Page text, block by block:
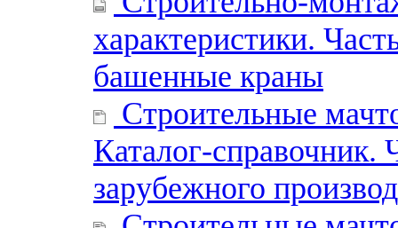
характеристики.
башенные краны
Строительные
Каталог-
зарубежного